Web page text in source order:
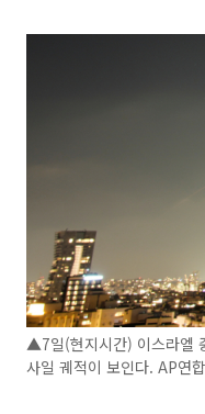
▲7일(현지시간) 이스라엘
사일 궤적이 보인다. AP연